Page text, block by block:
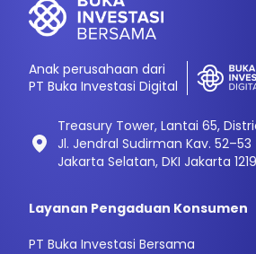
Anak perusahaan dari
PT Buka Investasi Digital
Treasury Tower, Lantai 65,
Jl. Jendral Sudirman Kav. 52–53
Jakarta Selatan, DKI Jakarta
Layanan Pengaduan Konsumen
PT Buka Investasi Bersama